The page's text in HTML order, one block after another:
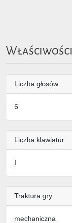
Właściwości
Liczba głosów
6
Liczba klawiatur
I
Traktura gry
mechaniczna